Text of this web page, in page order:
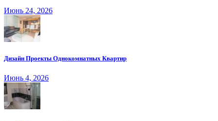
Июнь 24, 2026
Дизайн Проекты Однокомнатных Квартир
Июнь 4, 2026